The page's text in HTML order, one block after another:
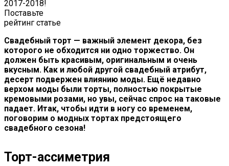
2017-2018!
Поставьте
рейтинг статье
Свадебный торт — важный элемент декора, без
которого не обходится ни одно торжество. Он
должен быть красивым, оригинальным и очень
вкусным. Как и любой другой свадебный атрибут,
десерт подвержен влиянию моды. Ещё недавно
верхом моды были торты, полностью покрытые
кремовыми розами, но увы, сейчас спрос на таковые
падает. Итак, чтобы идти в ногу со временем,
поговорим о модных тортах предстоящего
свадебного сезона!
Торт-ассиметрия